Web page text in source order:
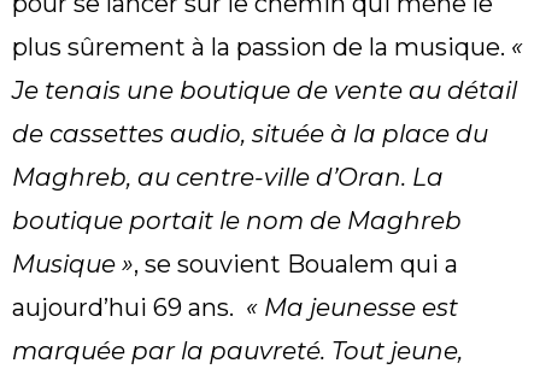
plus sûrement à la passion de la musique. «
Je tenais une boutique de vente au détail
de cassettes audio, située à la place du
Maghreb, au centre-ville d’Oran. La
boutique portait le nom de Maghreb
Musique », se souvient Boualem qui a
aujourd’hui 69 ans. « Ma jeunesse est
marquée par la pauvreté. Tout jeune,